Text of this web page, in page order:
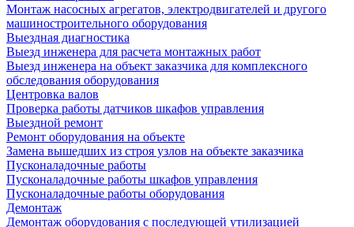
Монтаж насосных агрегатов, электродвигателей и другого
машиностроительного оборудования
Выездная диагностика
Выезд инженера для расчета монтажных работ
Выезд инженера на объект заказчика для комплексного
обследования оборудования
Центровка валов
Проверка работы датчиков шкафов управления
Выездной ремонт
Ремонт оборудования на объекте
Замена вышедших из строя узлов на объекте заказчика
Пусконаладочные работы
Пусконаладочные работы шкафов управления
Пусконаладочные работы оборудования
Демонтаж
Демонтаж оборудования с последующей утилизацией